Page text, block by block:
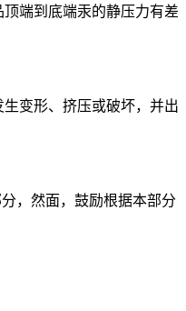
端到底端汞的静压力有差
变形、挤压或破坏，并出
，然面，鼓励根据本部分